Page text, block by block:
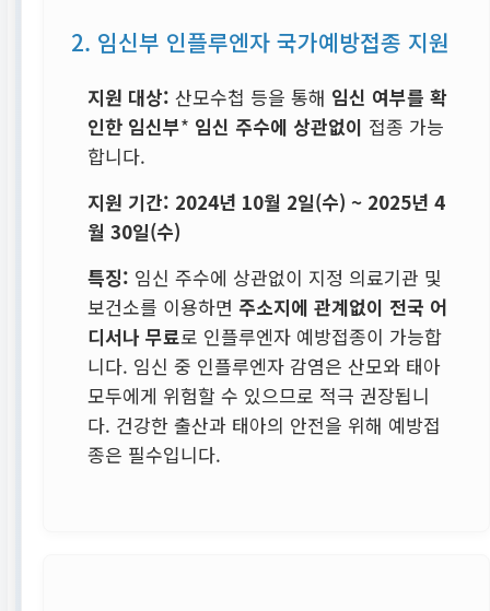
2. 임신부 인플루엔자 국가예방접종 지원
지원 대상: 산모수첩 등을 통해 임신 여부를 확
인한 임신부* 임신 주수에 상관없이 접종 가능
합니다.
지원 기간: 2024년 10월 2일(수) ~ 2025년 4
월 30일(수)
특징: 임신 주수에 상관없이 지정 의료기관 및
보건소를 이용하면 주소지에 관계없이 전국 어
디서나 무료로 인플루엔자 예방접종이 가능합
니다. 임신 중 인플루엔자 감염은 산모와 태아
모두에게 위험할 수 있으므로 적극 권장됩니
다. 건강한 출산과 태아의 안전을 위해 예방접
종은 필수입니다.